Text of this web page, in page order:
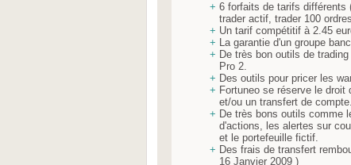
+ 6 forfaits de tarifs différents
trader actif, trader 100
+ Un tarif compétitif à 2.45
+ La garantie d'un groupe
+ De très bon outils de
Pro 2.
+ Des outils pour pricer les
+ Fortuneo se réserve le droit
et/ou un transfert de compte.
+ De très bons outils comme
d'actions, les alertes sur
et le portefeuille fictif.
+ Des frais de transfert
16 Janvier 2009 )